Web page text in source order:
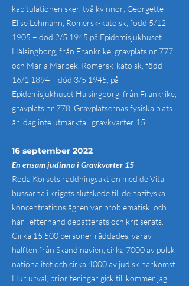
kapitulationen sker, två kvinnor; Georgette
Elise Lehmann, Romersk-katolsk, född 5/12
1905 – död 2/5 1945 på Epidemisjukhuset
Hälsingborg, från Frankrike, gravplats nr 777,
och Maria Marbek, Romersk-katolsk, född
16/1 1894 – död 3/5 1945, på
Epidemisjukhuset Hälsingborg, från Frankrike,
gravplats nr 778. Gravplatsernas fysiska plats
är idag inte utmärkta i gravkvarter 15.
16 september 2022
En ensam judinna i Gravkvarter 15
Röda Korsets räddningsaktion med de Vita
bussarna i krigets slutskede till de nazityska
koncentrationslägren var problematisk, och
har i efterhand debatterats och kritiserats.
Cirka 15 500 personer räddades, varav
hälften från Skandinavien, cirka 7000 av polsk
nationalitet och cirka 4000 av judisk härkomst.
Hur urval, prioriteringar gick till kommer jag i